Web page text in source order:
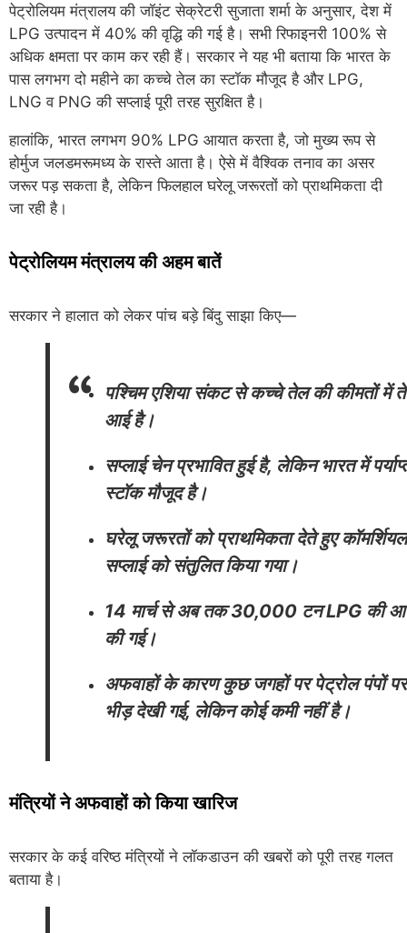
पेट्रोलियम मंत्रालय की जॉइंट सेक्रेटरी सुजाता शर्मा के अनुसार, देश में
LPG उत्पादन में 40% की वृद्धि की गई है। सभी रिफाइनरी 100% से
अधिक क्षमता पर काम कर रही हैं। सरकार ने यह भी बताया कि भारत के
पास लगभग दो महीने का कच्चे तेल का स्टॉक मौजूद है और LPG,
LNG व PNG की सप्लाई पूरी तरह सुरक्षित है।
हालांकि, भारत लगभग 90% LPG आयात करता है, जो मुख्य रूप से
होर्मुज जलडमरूमध्य के रास्ते आता है। ऐसे में वैश्विक तनाव का असर
जरूर पड़ सकता है, लेकिन फिलहाल घरेलू जरूरतों को प्राथमिकता दी
जा रही है।
पेट्रोलियम मंत्रालय की अहम बातें
सरकार ने हालात को लेकर पांच बड़े बिंदु साझा किए—
पश्चिम एशिया संकट से कच्चे तेल की कीमतों में
आई है।
सप्लाई चेन प्रभावित हुई है, लेकिन भारत में
स्टॉक मौजूद है।
घरेलू जरूरतों को प्राथमिकता देते हुए कॉमर्शियल
सप्लाई को संतुलित किया गया।
14 मार्च से अब तक 30,000 टन LPG की
की गई।
अफवाहों के कारण कुछ जगहों पर पेट्रोल पंपों पर
भीड़ देखी गई, लेकिन कोई कमी नहीं है।
मंत्रियों ने अफवाहों को किया खारिज
सरकार के कई वरिष्ठ मंत्रियों ने लॉकडाउन की खबरों को पूरी तरह गलत
बताया है।